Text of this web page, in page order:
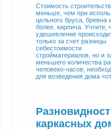
Стоимость
меньше, чем при
цельного бруса, бревна
более, кирпича. Учтите,
удешевление
только за счет разницы
себестоимости
стройматериалов, но и
меньшего количества
человеко-часов,
для возведения дома
каркасных